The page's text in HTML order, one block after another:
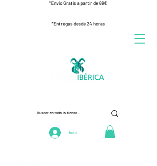
*Envío Gratis a partir de 69€
*Entregas desde 24 horas
Iniciar Sesión